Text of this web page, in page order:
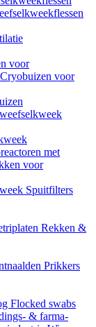
voor
Cryobuizen voor
met
voor
Spuitfilters
Rekken &
Prikkers
Flocked swabs
& farma-